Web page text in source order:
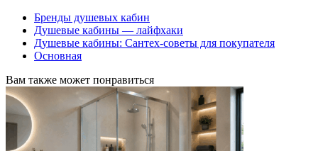
Бренды душевых кабин
Душевые кабины — лайфхаки
Душевые кабины: Сантех-советы для покупателя
Основная
Вам также может понравиться